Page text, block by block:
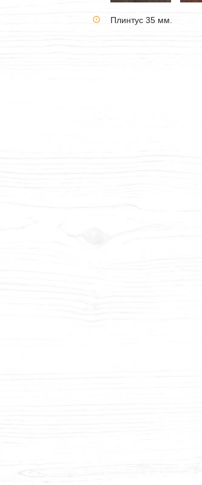
Плинтус 35 мм.